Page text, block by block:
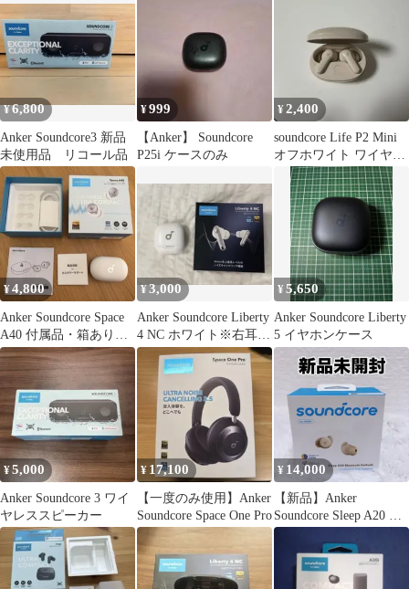
¥6,800
Anker Soundcore3 新品
未使用品 リコール品
¥999
【Anker】 Soundcore
P25i ケースのみ
¥2,400
soundcore Life P2 Mini
オフホワイト ワイヤレ
スイヤホン
¥4,800
Anker Soundcore Space
A40 付属品・箱あり
ホワイト
¥3,000
Anker Soundcore Liberty
4 NC ホワイト※右耳故
障
¥5,650
Anker Soundcore Liberty
5 イヤホンケース
¥5,000
Anker Soundcore 3 ワイ
ヤレススピーカー
¥ 17,100
【一度のみ使用】Anker
Soundcore Space One Pro
¥ 14,000
【新品】Anker
Soundcore Sleep A20 ワ
イヤレスイヤホン